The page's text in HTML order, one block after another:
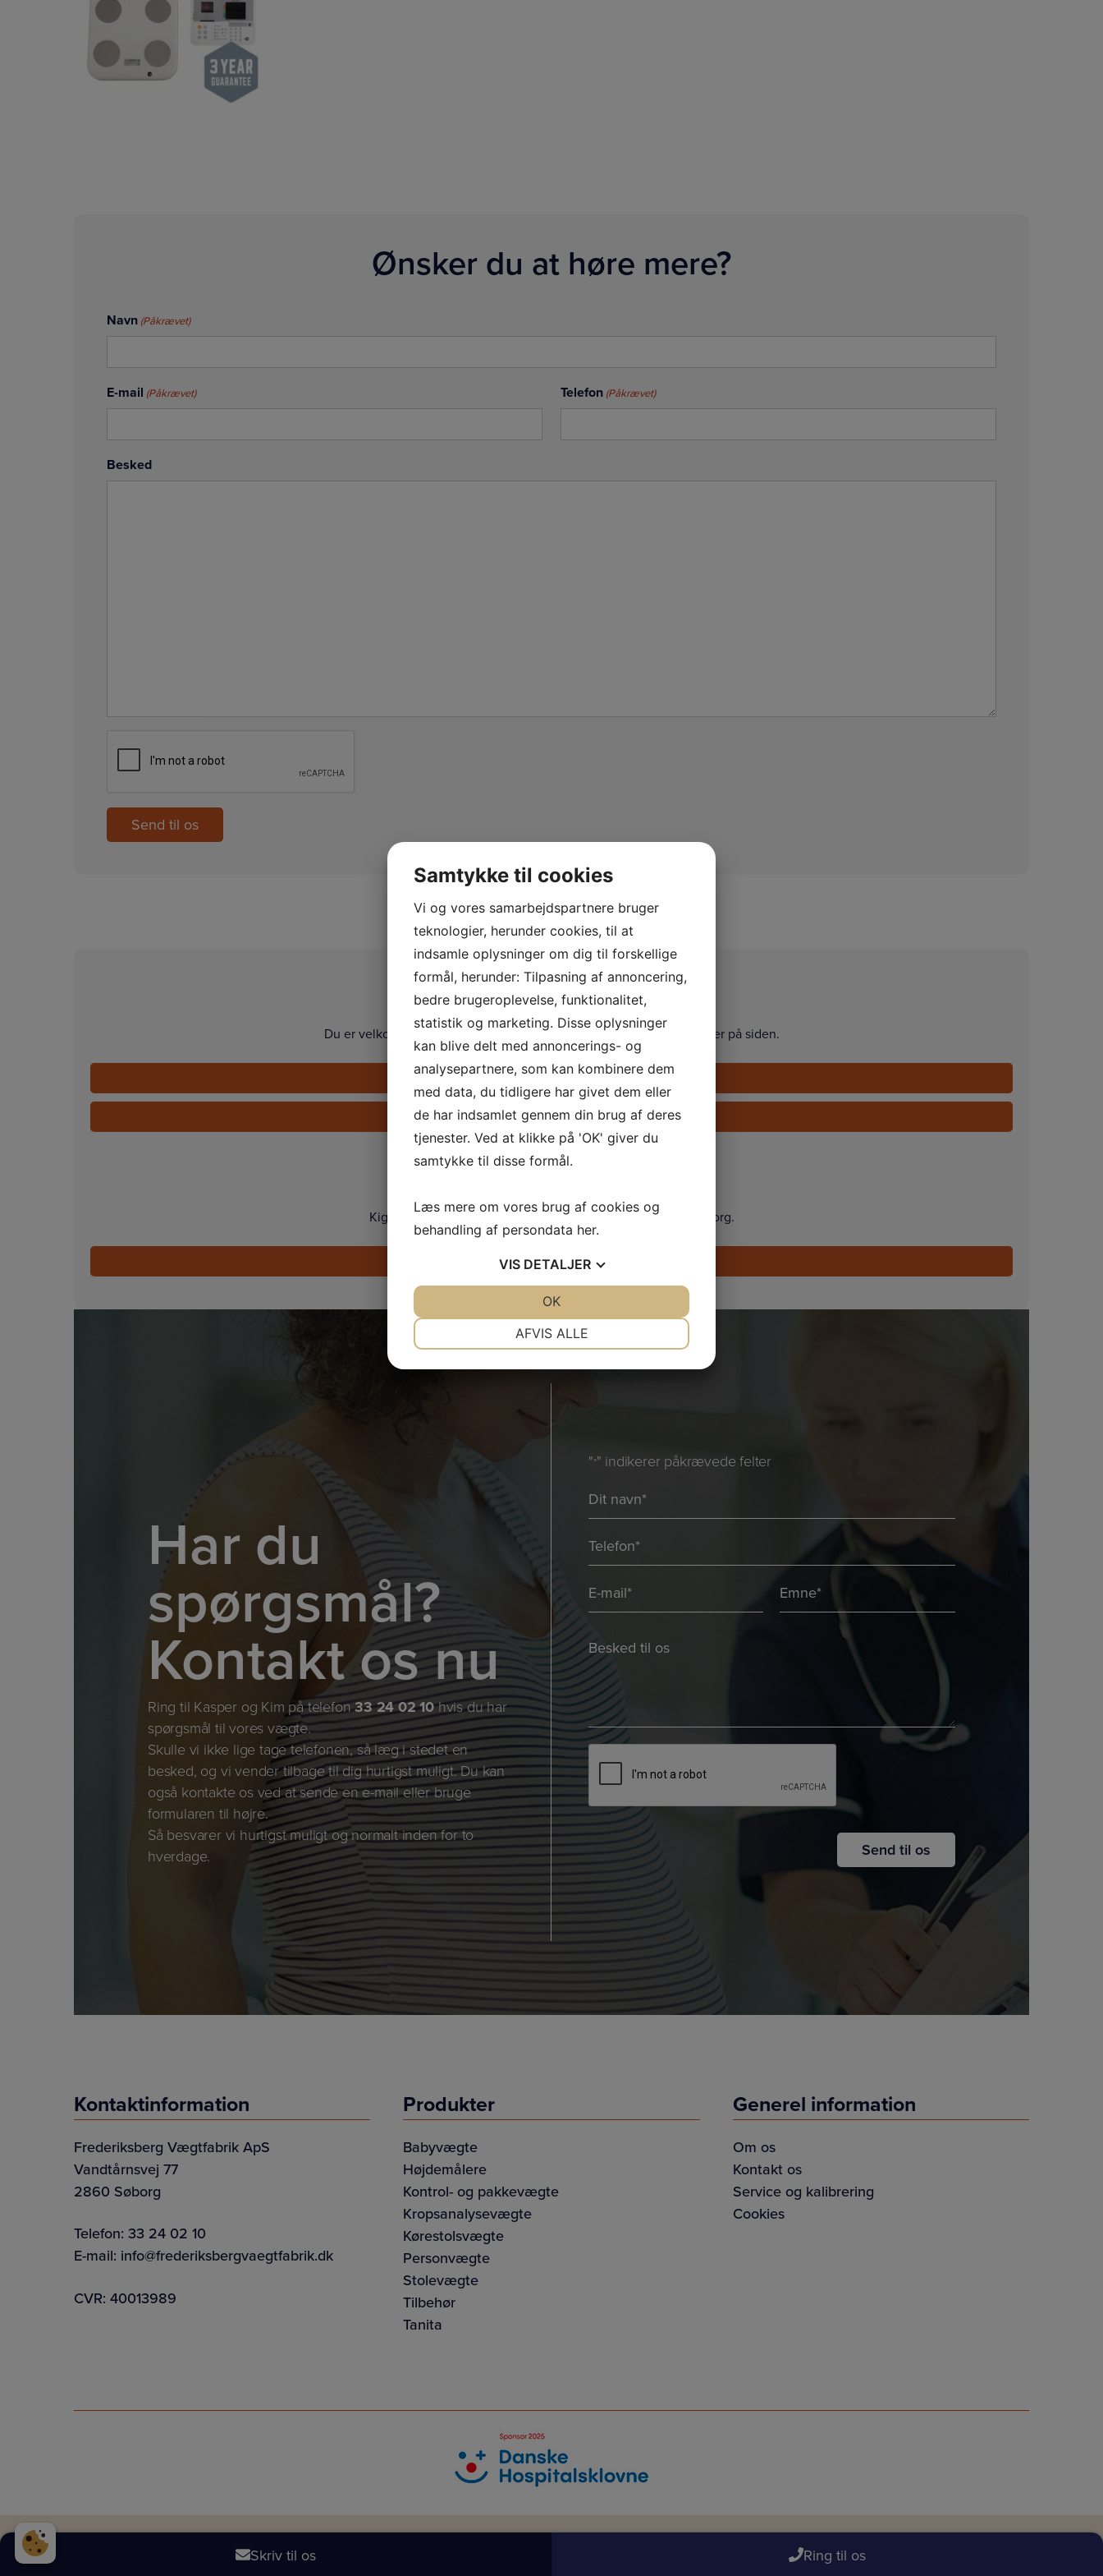
Ønsker du at høre mere?
Navn (Påkrævet)
E-mail (Påkrævet) Telefon (Påkrævet)
Besked
Kontakt os
Du er velkommen til at kontakte os på telefon, eller via formularen her på siden.
Ring på +45 33 24 02 10
Send en e-mail
Showroom
Kig forbi og prøv vores Tanita vægte i vores showroom i Søborg.
Find vej
Har du
spørgsmål?
Kontakt os nu
Ring til Kasper og Kim på telefon33 24 02 10hvis du har
spørgsmål til vores vægte.
Skulle vi ikke lige tage telefonen, så læg i stedet en
besked, og vi vender tilbage til dig hurtigst muligt. Du kan
også kontakte os ved at sende en e-mail eller bruge
formularen til højre.
Så besvarer vi hurtigst muligt og normalt inden for to
hverdage.
"*" indikerer påkrævede felter
Navn
*
Telefon
*
E-
mail
*
Emne
*
Besked
*
*
CAPTCHA
Kontaktinformation
Frederiksberg Vægtfabrik ApS
Vandtårnsvej 77
2860 Søborg
Telefon: 33 24 02 10
E-mail: info@frederiksbergvaegtfabrik.dk
CVR: 40013989
Produkter
Babyvægte
Højdemålere
Kontrol- og pakkevægte
Kropsanalysevægte
Kørestolsvægte
Personvægte
Stolevægte
Tilbehør
Tanita
Generel information
Om os
Kontakt os
Service og kalibrering
Cookies
Skriv til os Ring til os
Samtykke til cookies
Vi og vores samarbejdspartnere bruger
teknologier, herunder cookies, til at
indsamle oplysninger om dig til forskellige
formål, herunder: Tilpasning af annoncering,
bedre brugeroplevelse, funktionalitet,
statistik og marketing. Disse oplysninger
kan blive delt med annoncerings- og
analysepartnere, som kan kombinere dem
med data, du tidligere har givet dem eller
de har indsamlet gennem din brug af deres
tjenester. Ved at klikke på 'OK' giver du
samtykke til disse formål.
Læs mere om vores brug af cookies og
behandling af persondata her.
VIS DETALJER
AFVIS ALLE
OK